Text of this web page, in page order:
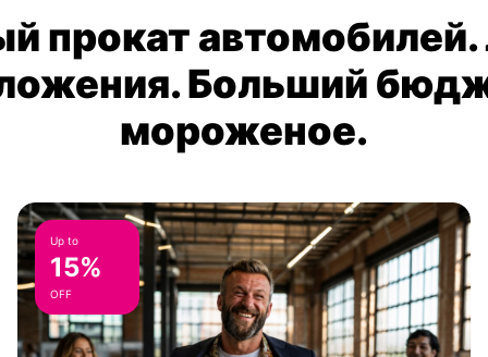
прокат
Больший
мороженое.
Up to
15%
OFF